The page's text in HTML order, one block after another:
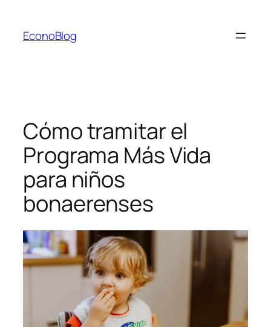
contenido
EconoBlog
Cómo tramitar el
Programa Más Vida
para niños
bonaerenses